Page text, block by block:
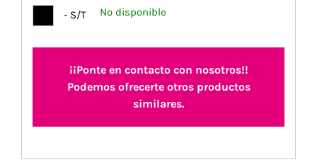
- S/T No disponible
¡¡Ponte en contacto con nosotros!!
Podemos ofrecerte otros productos
similares.